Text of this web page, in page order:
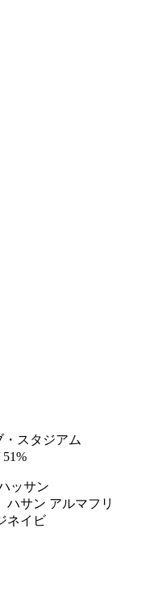
スタジアム
ッサン
ハサン アルマフリ
ネイビ